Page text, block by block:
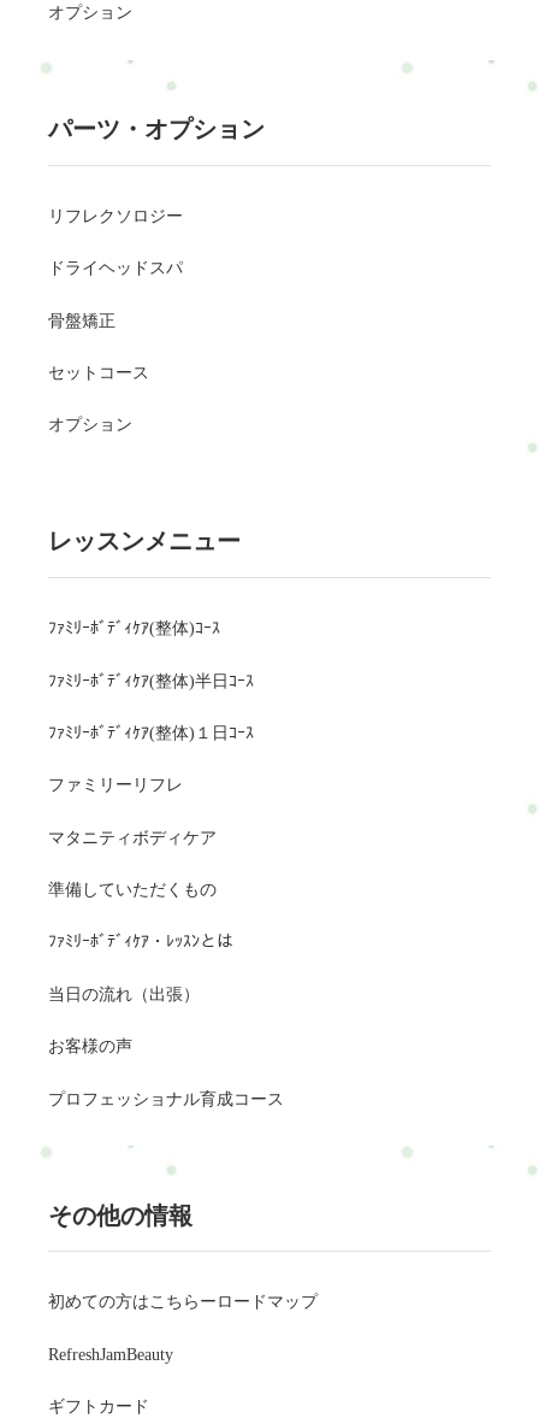
オプション
パーツ・オプション
リフレクソロジー
ドライヘッドスパ
骨盤矯正
セットコース
オプション
レッスンメニュー
ﾌｧﾐﾘｰﾎﾞﾃﾞｨｹｱ(整体)ｺｰｽ
ﾌｧﾐﾘｰﾎﾞﾃﾞｨｹｱ(整体)半日ｺｰｽ
ﾌｧﾐﾘｰﾎﾞﾃﾞｨｹｱ(整体)１日ｺｰｽ
ファミリーリフレ
マタニティボディケア
準備していただくもの
ﾌｧﾐﾘｰﾎﾞﾃﾞｨｹｱ・ﾚｯｽﾝとは
当日の流れ（出張）
お客様の声
プロフェッショナル育成コース
その他の情報
初めての方はこちらーロードマップ
RefreshJamBeauty
ギフトカード